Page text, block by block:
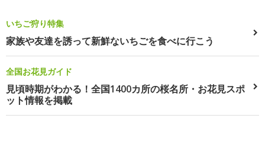
いちご狩り特集
家族や友達を誘って新鮮ないちごを食べに行こう
全国お花見ガイド
見頃時期がわかる！全国1400カ所の桜名所・お花見スポ
ット情報を掲載